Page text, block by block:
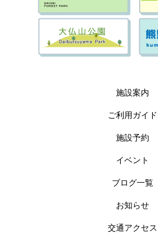
施設案内
ご利用ガイド
施設予約
イベント
ブログ一覧
お知らせ
交通アクセス